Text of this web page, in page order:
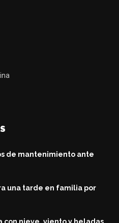
de mantenimiento ante
una tarde en familia por